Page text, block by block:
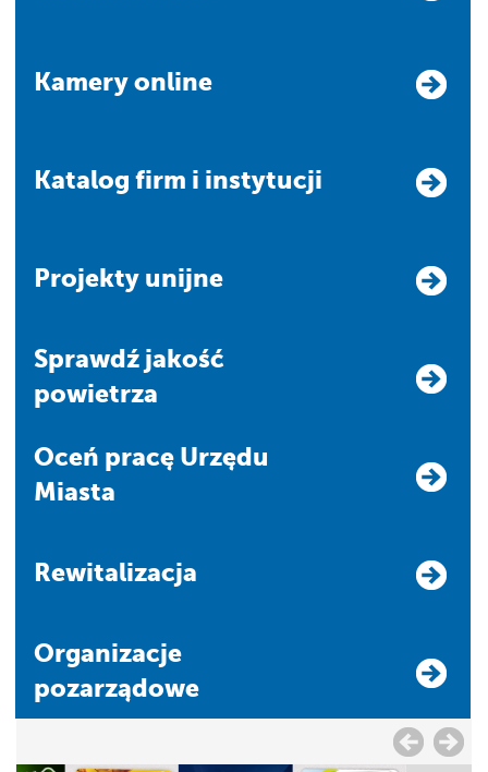
Kamery online
Katalog firm i instytucji
Projekty unijne
Sprawdź jakość
powietrza
Oceń pracę Urzędu
Miasta
Rewitalizacja
Organizacje
pozarządowe